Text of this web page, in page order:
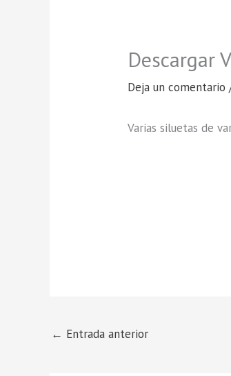
Descargar
Deja un comentario
Varias siluetas de
← Entrada anterior